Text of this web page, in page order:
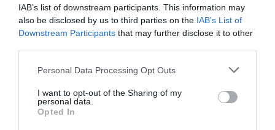
IAB’s list of downstream participants. This information may
also be disclosed by us to third parties on the IAB’s List of
Downstream Participants that may further disclose it to other
Personal Data Processing Opt Outs
I want to opt-out of the Sharing of my
personal data.
Opted In
Η Σύμπλευση πραγματοποιεί τον 8ο Διάπλου της στα μικρά
ακριτικά και απομονωμένα νησιά του Αιγαίου. Το Boat &
Fishing έχει «μάτια» μέσα στις βάρκες της ομάδας Ο Διάπλους
στην αποστολή. Ακολουθήστε την Σύμπλευση (/Symplefsi) στα